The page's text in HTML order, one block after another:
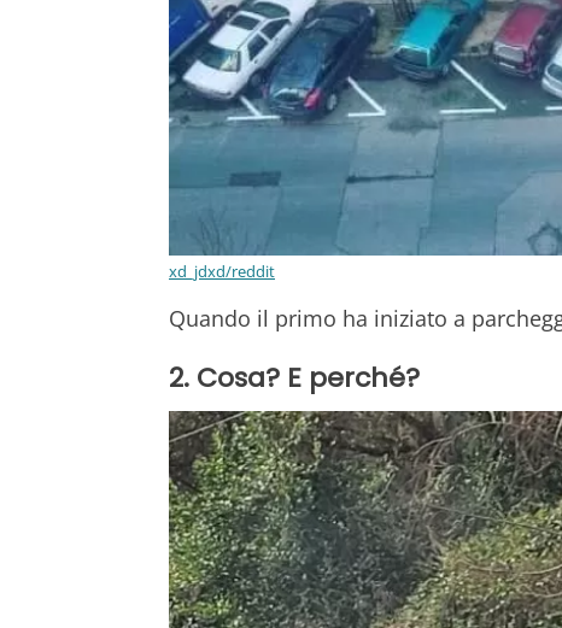
xd_jdxd/reddit
Quando il primo ha iniziato a
2. Cosa? E perché?